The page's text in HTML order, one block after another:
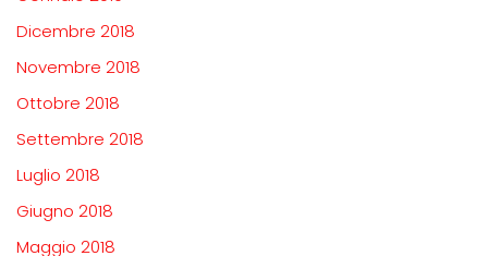
Dicembre 2018
Novembre 2018
Ottobre 2018
Settembre 2018
Luglio 2018
Giugno 2018
Maggio 2018